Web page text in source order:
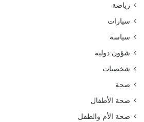
رياضة
سيارات
سياسة
شؤون دولية
شخصيات
صحة
صحة الأطفال
صحة الأم والطفل